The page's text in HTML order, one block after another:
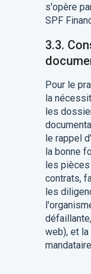
s'opère
SPF
3.3.
Pour le
la
les
le rappel
la bonne
les
contrats,
les
web), et